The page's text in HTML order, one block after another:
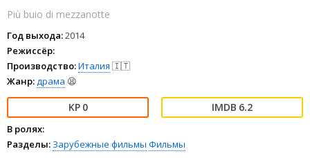
Più buio di mezzanotte
Год выхода:2014
Режиссёр:
Производство:Италия 🇮🇹
Жанр:драма 😫
0 6.2
В ролях:
Разделы: Зарубежные фильмы Фильмы